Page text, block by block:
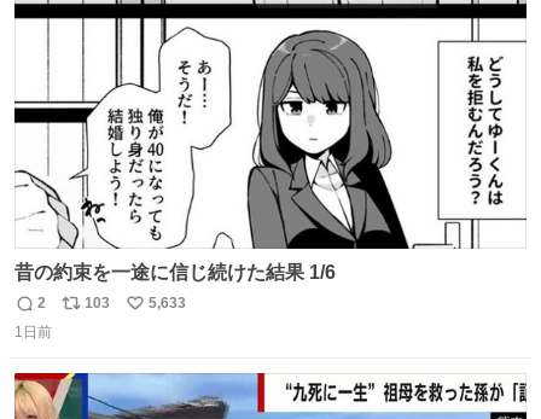
ト
数
昔の約束を一途に信じ続けた結果 1/6
返
信
2
リ
ト
103
い
数
5,633
1日前